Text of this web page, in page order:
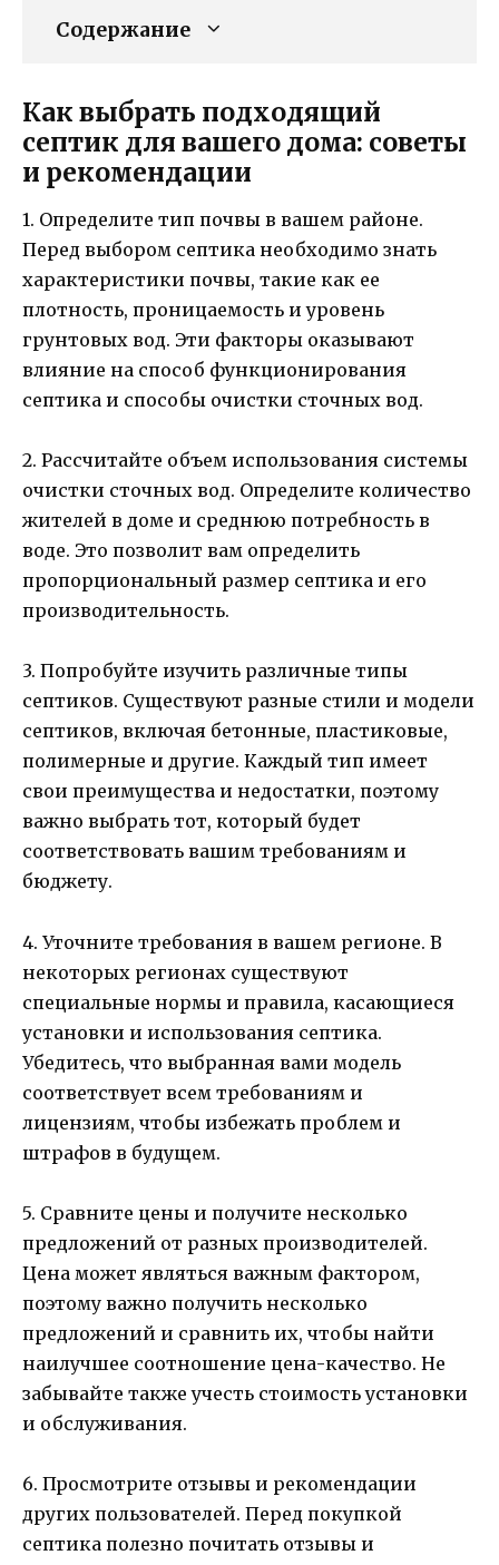
Содержание
Как выбрать подходящий
септик для вашего дома: советы
и рекомендации
1. Определите тип почвы в вашем районе.
Перед выбором септика необходимо знать
характеристики почвы, такие как ее
плотность, проницаемость и уровень
грунтовых вод. Эти факторы оказывают
влияние на способ функционирования
септика и способы очистки сточных вод.
2. Рассчитайте объем использования системы
очистки сточных вод. Определите количество
жителей в доме и среднюю потребность в
воде. Это позволит вам определить
пропорциональный размер септика и его
производительность.
3. Попробуйте изучить различные типы
септиков. Существуют разные стили и модели
септиков, включая бетонные, пластиковые,
полимерные и другие. Каждый тип имеет
свои преимущества и недостатки, поэтому
важно выбрать тот, который будет
соответствовать вашим требованиям и
бюджету.
4. Уточните требования в вашем регионе. В
некоторых регионах существуют
специальные нормы и правила, касающиеся
установки и использования септика.
Убедитесь, что выбранная вами модель
соответствует всем требованиям и
лицензиям, чтобы избежать проблем и
штрафов в будущем.
5. Сравните цены и получите несколько
предложений от разных производителей.
Цена может являться важным фактором,
поэтому важно получить несколько
предложений и сравнить их, чтобы найти
наилучшее соотношение цена-качество. Не
забывайте также учесть стоимость установки
и обслуживания.
6. Просмотрите отзывы и рекомендации
других пользователей. Перед покупкой
септика полезно почитать отзывы и